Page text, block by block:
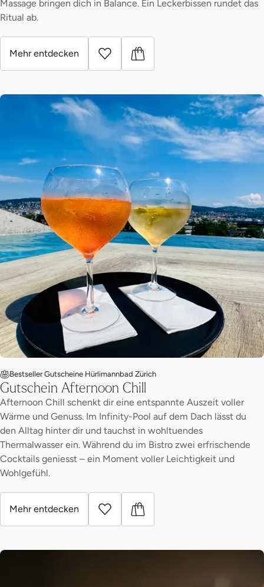
Massage bringen dich in Balance. Ein Leckerbissen rundet das
Ritual ab.
Mehr entdecken
Bestseller Gutscheine Hürlimannbad Zürich
Gutschein Afternoon Chill
Afternoon Chill schenkt dir eine entspannte Auszeit voller
Wärme und Genuss. Im Infinity-Pool auf dem Dach lässt du
den Alltag hinter dir und tauchst in wohltuendes
Thermalwasser ein. Während du im Bistro zwei erfrischende
Cocktails geniesst – ein Moment voller Leichtigkeit und
Wohlgefühl.
Mehr entdecken